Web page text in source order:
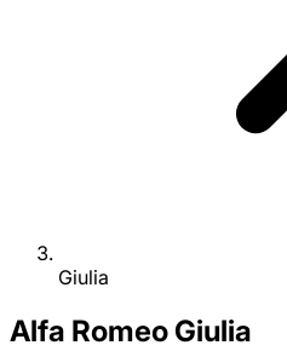
Giulia
Alfa Romeo Giulia